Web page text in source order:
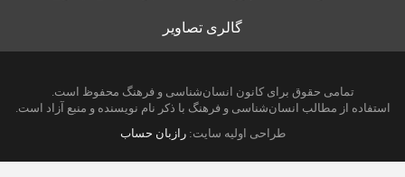
گالری تصاویر
تمامی حقوق برای کانون انسان‌شناسی و فرهنگ محفوظ است.
استفاده از مطالب انسان‌شناسی و فرهنگ با ذکر نام نویسنده و منبع آزاد است.
طراحی اولیه سایت:رازبان حساب